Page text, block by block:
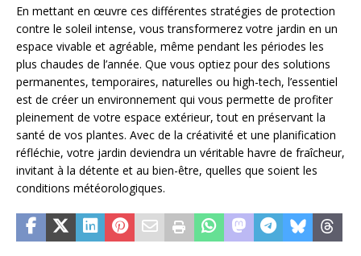
En mettant en œuvre ces différentes stratégies de protection
contre le soleil intense, vous transformerez votre jardin en un
espace vivable et agréable, même pendant les périodes les
plus chaudes de l’année. Que vous optiez pour des solutions
permanentes, temporaires, naturelles ou high-tech, l’essentiel
est de créer un environnement qui vous permette de profiter
pleinement de votre espace extérieur, tout en préservant la
santé de vos plantes. Avec de la créativité et une planification
réfléchie, votre jardin deviendra un véritable havre de fraîcheur,
invitant à la détente et au bien-être, quelles que soient les
conditions météorologiques.